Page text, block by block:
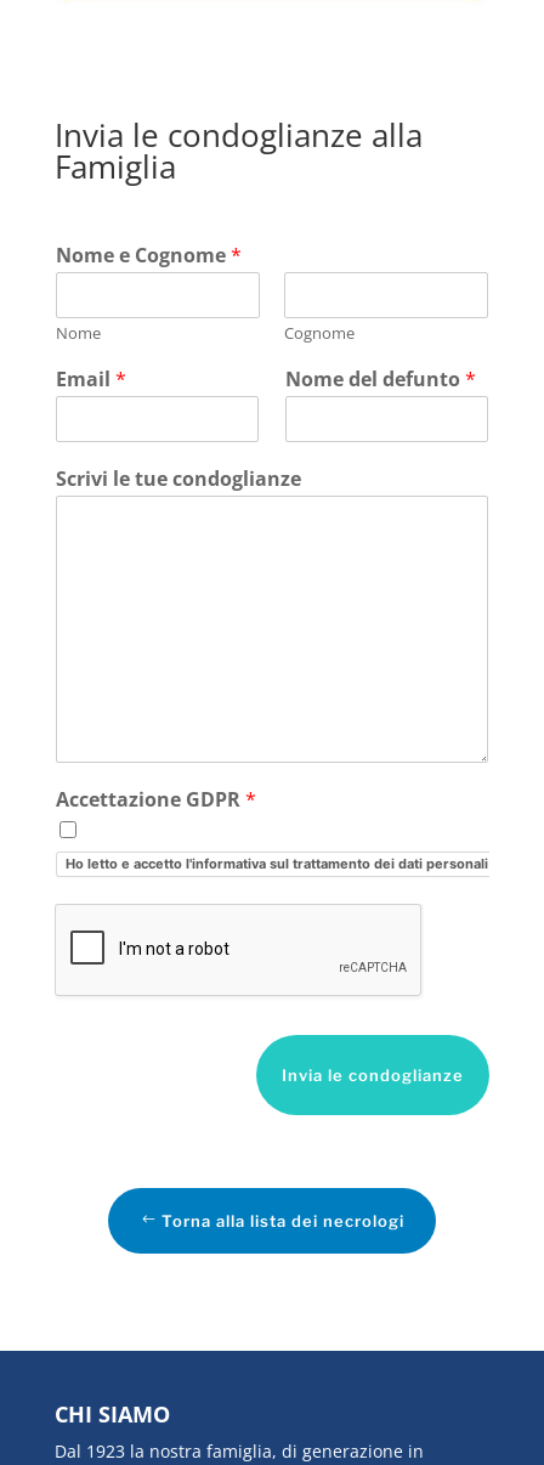
Invia le condoglianze alla
Famiglia
Nome e Cognome*
Nome Cognome
Email * Nome del defunto*
Scrivi le tue condoglianze
Accettazione GDPR*
Ho letto e accetto l'informativa sul trattamento dei dati personali
Invia le condoglianze
Torna alla lista dei necrologi
CHI SIAMO
Dal 1923 la nostra famiglia, di generazione in